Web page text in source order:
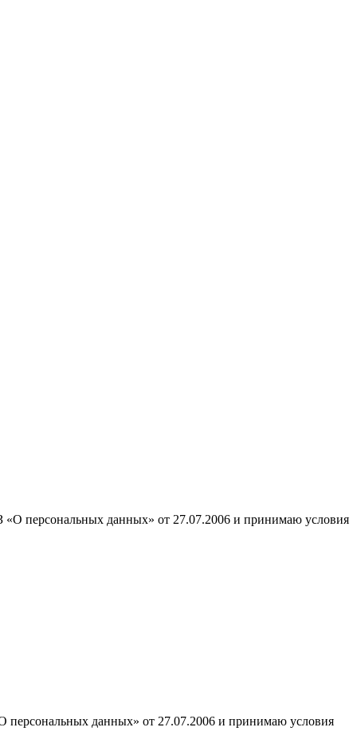
«О персональных данных» от 27.07.2006 и принимаю условия
персональных данных» от 27.07.2006 и принимаю условия